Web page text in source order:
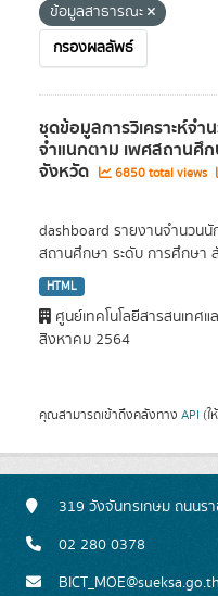
ข้อมูลสาธารณะ
กรองผลลัพธ์
ชุดข้อมูลการวิเคราะห์จำ
จำแนกตาม เพศสถานศึ
จังหวัด 6850 total views
dashboard รายงานจำนวนนั
สถานศึกษา ระดับ การศึกษา
HTML
ศูนย์เทคโนโลยีสารสนเทศ
สิงหาคม 2564
คุณสามารถเข้าถึงคลังทาง API (ใ
319 วังจันทรเกษม ถนนร
02 280 0378
BICT_MOE@sueksa.go.th